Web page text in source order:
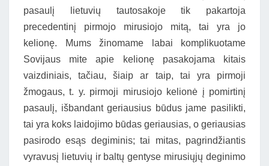
pasaulį lietuvių tautosakoje tik pakartoja
precedentinį pirmojo mirusiojo mitą, tai yra jo
kelionę. Mums žinomame labai komplikuotame
Sovijaus mite apie kelionę pasakojama kitais
vaizdiniais, tačiau, šiaip ar taip, tai yra pirmoji
žmogaus, t. y. pirmoji mirusiojo kelionė į pomirtinį
pasaulį, išbandant geriausius būdus jame pasilikti,
tai yra koks laidojimo būdas geriausias, o geriausias
pasirodo esąs degiminis; tai mitas, pagrindžiantis
vyravusį lietuvių ir baltų gentyse mirusiųjų deginimo